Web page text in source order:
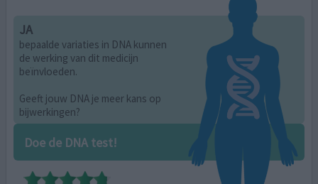
JA
bepaalde variaties in DNA kunnen
de werking van dit medicijn
beïnvloeden.
Geeft jouw DNA je meer kans op
bijwerkingen?
Doe de DNA test!